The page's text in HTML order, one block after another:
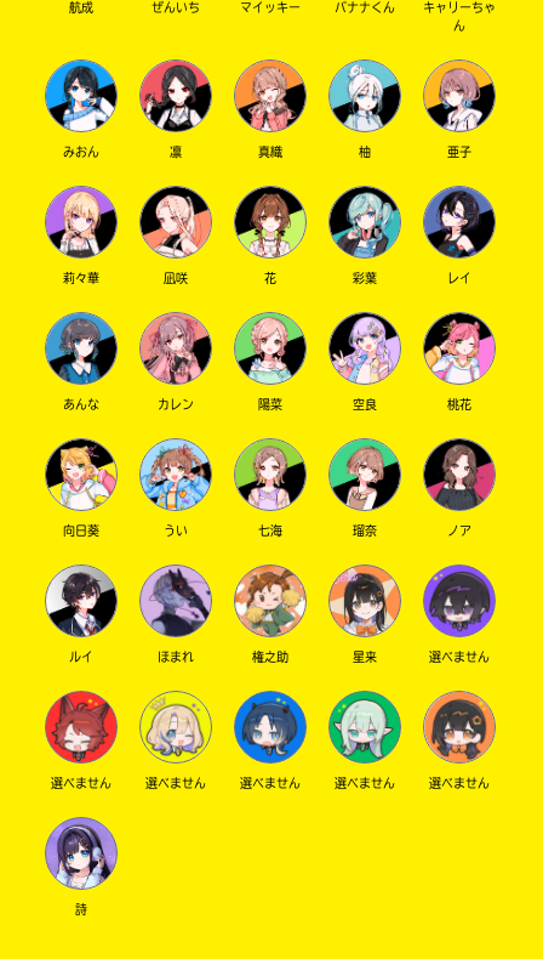
航成 ぜんいち マイッキー バナナくん
キャリーちゃ
ん
みおん 凛 真織 柚 亜子
莉々華 凪咲 花 彩葉 レイ
あんな カレン 陽菜 空良 桃花
向日葵 うい 七海 瑠奈 ノア
ルイ ほまれ 権之助 星来 選べません
選べません 選べません 選べません 選べません 選べません
詩